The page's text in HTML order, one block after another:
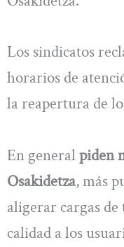
Los sindicatos
horarios de
la reapertura de
En general piden
Osakidetza, más
aligerar cargas
calidad a los